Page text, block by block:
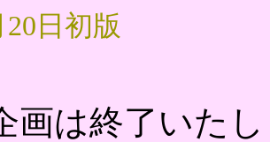
20日初版
画は終了いた